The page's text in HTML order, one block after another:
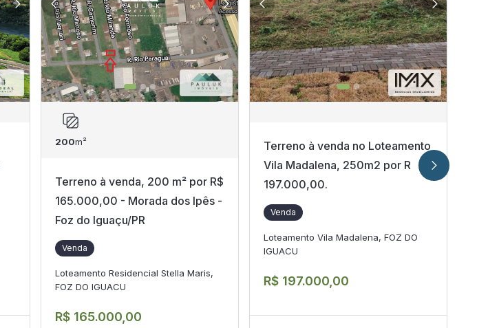
200m²
Terreno à venda, 200 m² por R$
165.000,00 - Morada dos Ipês -
Foz do Iguaçu/PR
Venda
Loteamento Residencial Stella Maris,
FOZ DO IGUACU
R$ 165.000,00
Terreno à venda no Loteamento
Vila Madalena, 250m2 por R
197.000,00.
Venda
Loteamento Vila Madalena, FOZ DO
IGUACU
R$ 197.000,00